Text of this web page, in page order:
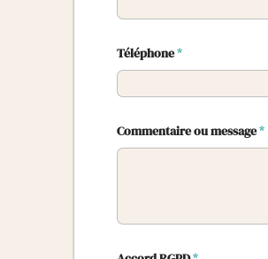
Téléphone*
Commentaire ou message*